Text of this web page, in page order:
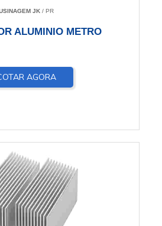
JK/ PR
ALUMINIO METRO
AGORA